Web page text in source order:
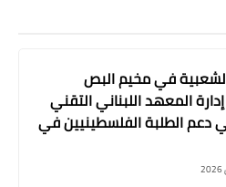
الشاب *حسن
سيليا شريدي).
في مخيم البص
المعهد اللبناني التقني
دعم الطلبة الفلسطينيين في